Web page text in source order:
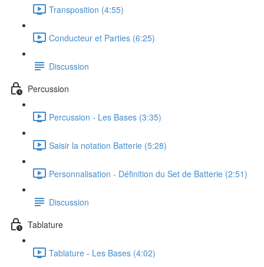
Transposition (4:55)
Conducteur et Parties (6:25)
Discussion
Percussion
Percussion - Les Bases (3:35)
Saisir la notation Batterie (5:28)
Personnalisation - Définition du Set de Batterie (2:51)
Discussion
Tablature
Tablature - Les Bases (4:02)